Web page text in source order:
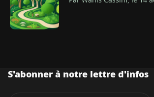
S'abonner à notre lettre d'infos